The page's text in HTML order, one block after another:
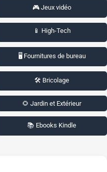
🎮 Jeux vidéo
📱 High-Tech
🖥️ Fournitures de bureau
🛠️ Bricolage
🌻 Jardin et Extérieur
📚 Ebooks Kindle